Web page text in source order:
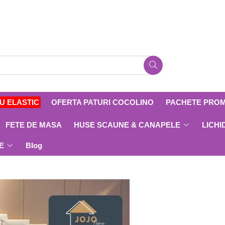
ELASTIC OFERTA PATURI COCOLINO PACHETE
FETE DE MASA HUSE SCAUNE & CANAPELE
Blog